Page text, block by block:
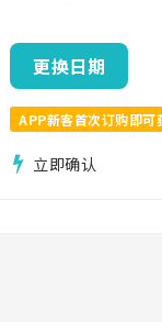
更换日期
APP新客首次订购即
立即确认